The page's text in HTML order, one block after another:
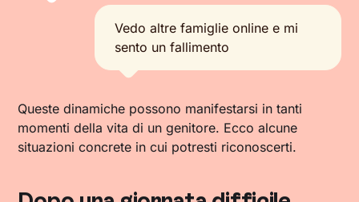
Vedo altre famiglie online e mi
sento un fallimento
Queste dinamiche possono manifestarsi in tanti
momenti della vita di un genitore. Ecco alcune
situazioni concrete in cui potresti riconoscerti.